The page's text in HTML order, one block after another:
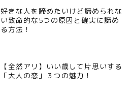
好きな人を諦めたいけど諦められな
い致命的な5つの原因と確実に諦め
る方法！
【全然アリ】いい歳して片思いする
「大人の恋」３つの魅力！